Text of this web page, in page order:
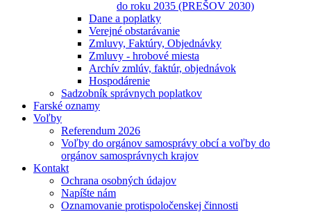
do roku 2035 (PREŠOV 2030)
Dane a poplatky
Verejné obstarávanie
Zmluvy, Faktúry, Objednávky
Zmluvy - hrobové miesta
Archív zmlúv, faktúr, objednávok
Hospodárenie
Sadzobník správnych poplatkov
Farské oznamy
Voľby
Referendum 2026
Voľby do orgánov samosprávy obcí a voľby do
orgánov samosprávnych krajov
Kontakt
Ochrana osobných údajov
Napíšte nám
Oznamovanie protispoločenskej činnosti